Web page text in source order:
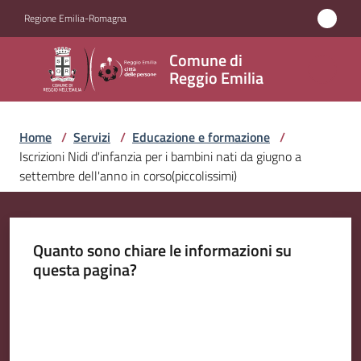
Regione Emilia-Romagna
Comune di
Reggio Emilia
Comune
di
Reggio
Emilia
Servizi
Menu selezionato
Novità
Home / Servizi / Educazione e formazione /
Iscrizioni Nidi d'infanzia per i bambini nati da giugno a
settembre dell'anno in corso(piccolissimi)
Quanto sono chiare le informazioni su
questa pagina?